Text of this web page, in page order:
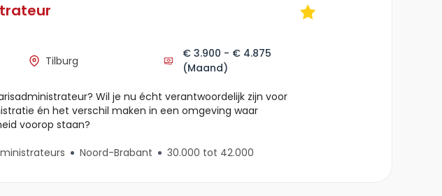
Tilburg
€ 3.900 - € 4.875
(Maand)
Wil je nu écht verantwoordelijk zijn voor
én het verschil maken in een omgeving waar
voorop staan?
Noord-Brabant 30.000 tot 42.000